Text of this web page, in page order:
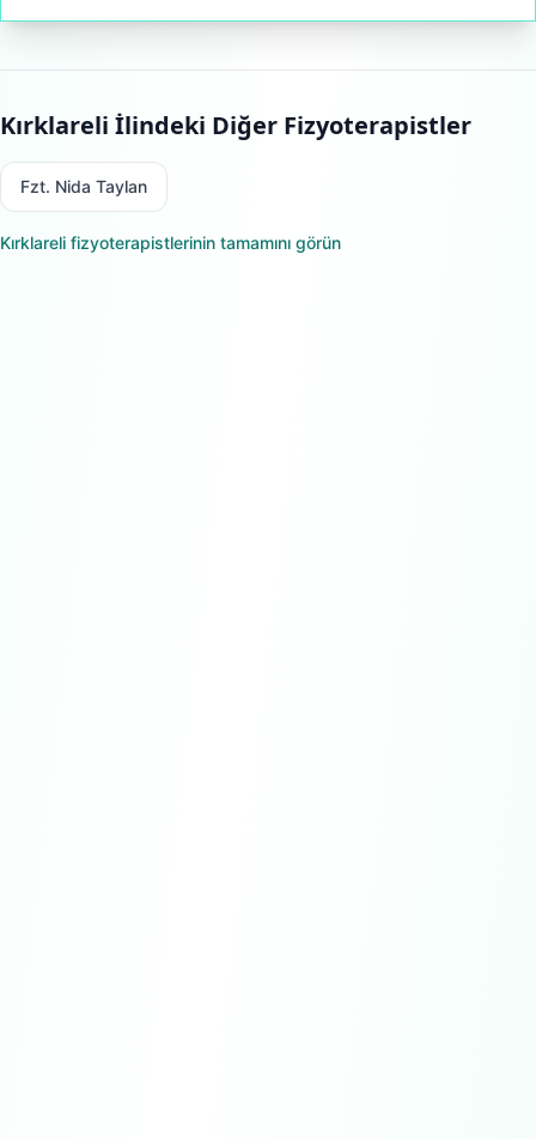
Kırklareli İlindeki Diğer Fizyoterapistler
Fzt. Nida Taylan
Kırklareli fizyoterapistlerinin tamamını görün